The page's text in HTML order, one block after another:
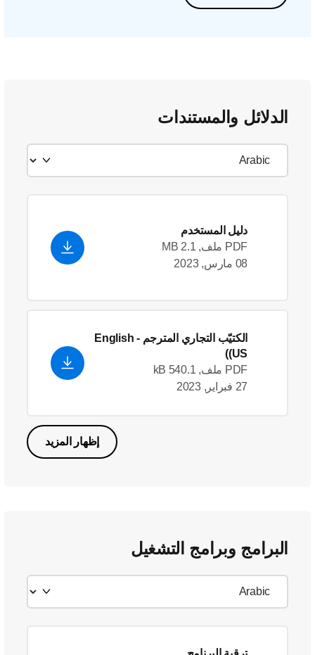
الدلائل والمستندات
دليل المستخدم
PDF ملف, 2.1 MB
08 مارس, 2023
الكتيّب التجاري المترجم
- English
(US)
PDF ملف, 540.1 kB
27 فبراير, 2023
إظهار المزيد
البرامج وبرامج التشغيل